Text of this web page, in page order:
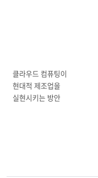
클라우드 컴퓨팅이
현대적 제조업을
실현시키는 방안